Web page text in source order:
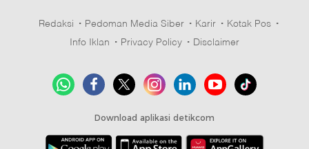
Redaksi Pedoman Media Siber Karir
Kotak Pos
Info Iklan
Privacy Policy Disclaimer
Download aplikasi detikcom